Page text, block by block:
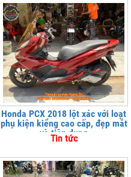
Honda PCX 2018 lột xác với loạt
phụ kiện kiểng cao cấp, đẹp mắt
và tiện dụng
Tin tức